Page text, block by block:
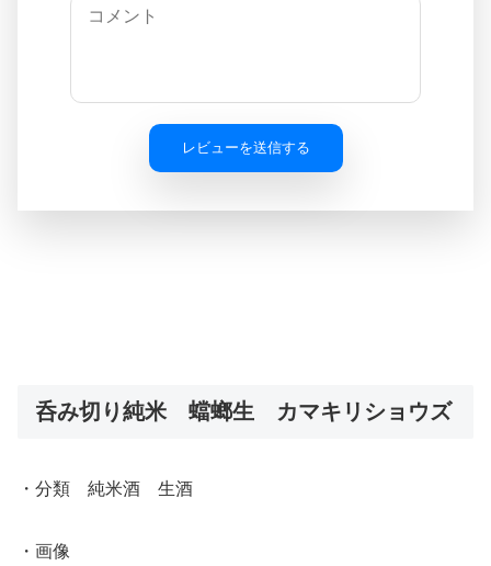
レビューを送信する
呑み切り純米 蟷螂生 カマキリショウズ
・分類 純米酒 生酒
・画像